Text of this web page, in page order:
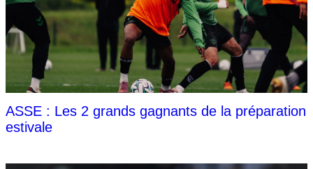
ASSE : Les 2 grands gagnants de la préparation
estivale